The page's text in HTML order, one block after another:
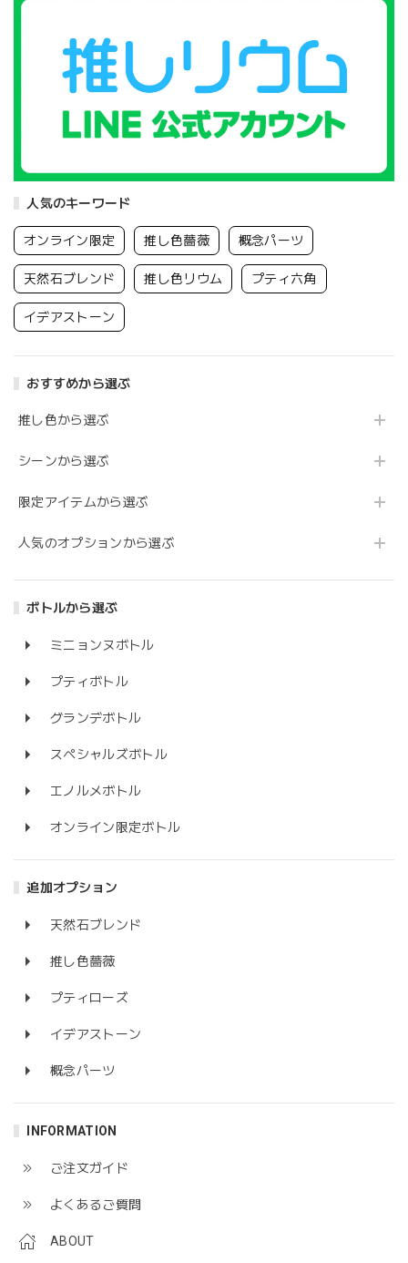
人気のキーワード
オンライン限定 推し色薔薇 概念パーツ
天然石ブレンド 推し色リウム プティ六角
イデアストーン
おすすめから選ぶ
推し色から選ぶ
シーンから選ぶ
限定アイテムから選ぶ
人気のオプションから選ぶ
ボトルから選ぶ
ミニョンヌボトル
プティボトル
グランデボトル
スペシャルズボトル
エノルメボトル
オンライン限定ボトル
追加オプション
天然石ブレンド
推し色薔薇
プティローズ
イデアストーン
概念パーツ
INFORMATION
ご注文ガイド
よくあるご質問
ABOUT